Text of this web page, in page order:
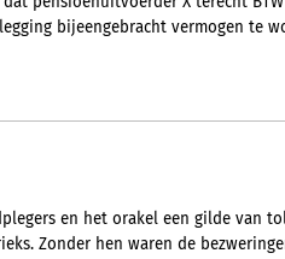
bijeengebracht vermogen te
en het orakel een gilde van
Zonder hen waren de